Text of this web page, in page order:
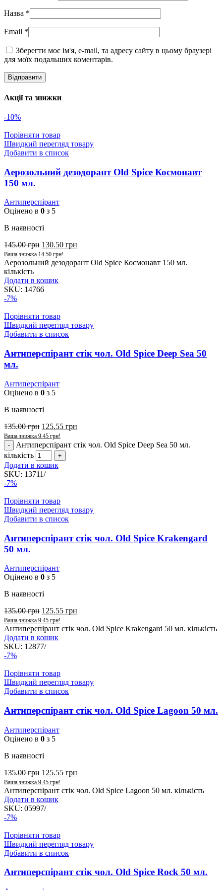
Назва *
Email *
Зберегти моє ім'я, e-mail, та адресу сайту в цьому браузері
для моїх подальших коментарів.
Акції та знижки
-10%
Порівняти товар
Швидкий перегляд товару
Добавити в список
Аерозольний дезодорант Old Spice Космонавт
150 мл.
Антиперспірант
Оцінено в 0 з 5
В наявності
145.00грн 130.50 грн
Ваша знижка 14.50 грн!
Аерозольний дезодорант Old Spice Космонавт 150 мл.
кількість
Додати в кошик
SKU: 14766
-7%
Порівняти товар
Швидкий перегляд товару
Добавити в список
Антиперспірант стік чол. Old Spice Deep Sea 50
мл.
Антиперспірант
Оцінено в 0 з 5
В наявності
135.00грн 125.55 грн
Ваша знижка 9.45 грн!
Антиперспірант стік чол. Old Spice Deep Sea 50 мл.
кількість
Додати в кошик
SKU: 13711/
-7%
Порівняти товар
Швидкий перегляд товару
Добавити в список
Антиперспірант стік чол. Old Spice Krakengard
50 мл.
Антиперспірант
Оцінено в 0 з 5
В наявності
135.00грн 125.55 грн
Ваша знижка 9.45 грн!
Антиперспірант стік чол. Old Spice Krakengard 50 мл. кількість
Додати в кошик
SKU: 12877/
-7%
Порівняти товар
Швидкий перегляд товару
Добавити в список
Антиперспірант стік чол. Old Spice Lagoon 50 мл.
Антиперспірант
Оцінено в 0 з 5
В наявності
135.00грн 125.55 грн
Ваша знижка 9.45 грн!
Антиперспірант стік чол. Old Spice Lagoon 50 мл. кількість
Додати в кошик
SKU: 05997/
-7%
Порівняти товар
Швидкий перегляд товару
Добавити в список
Антиперспірант стік чол. Old Spice Rock 50 мл.